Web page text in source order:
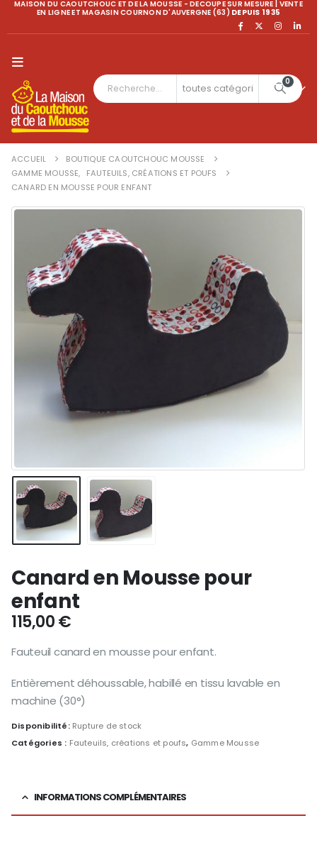
MAISON DU CAOUTCHOUC ET DE LA MOUSSE - DECOUPE SUR MESURE | VENTE
EN LIGNE ET MAGASIN COURNON D'AUVERGNE (63) DEPUIS 1935
0
ACCUEIL
BOUTIQUE CAOUTCHOUC MOUSSE
GAMME MOUSSE,
FAUTEUILS, CRÉATIONS ET POUFS
CANARD EN MOUSSE POUR ENFANT
Canard en Mousse pour
enfant
115,00€
Fauteuil canard en mousse pour enfant.
Entièrement déhoussable, habillé en tissu lavable en
machine (30°)
Disponibilité: Rupture de stock
Catégories : Fauteuils, créations et poufs, Gamme Mousse
INFORMATIONS COMPLÉMENTAIRES